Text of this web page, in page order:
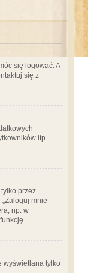
się logować. A
się z
itp.
przez
mnie
np. w
wyświetlana tylko